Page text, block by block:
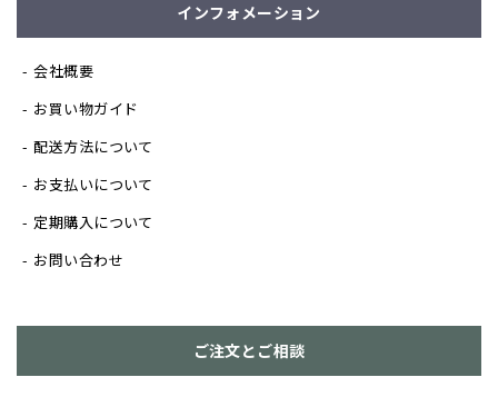
インフォメーション
会社概要
お買い物ガイド
配送方法について
お支払いについて
定期購入について
お問い合わせ
ご注文とご相談